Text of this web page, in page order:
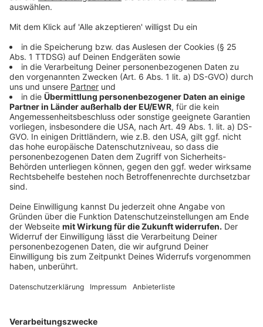
Feiern im Privatbereich sollen demnach auf 25
Teilnehmer beschränkt werden. Bevorzugt sollten
diese Zusammenkünfte im Freien abgehalten werden.
Bei privaten Veranstaltungen und Feiern außerhalb des
Privatbereichs sollten aus Sicht des Bundes künftig
50 Teilnehmer erlaubt sein.
Anzeige
Kostenlose Corona-Tests sollen ab 15.
September beendet werden
Anzeige
Zudem will Merkel die kostenlosen Corona-Tests für
Einreisende aus Nicht-Risikogebieten am Ende der
Sommerferien aller Bundesländer mit dem 15.
September beenden. In der Beschlussvorlage wird
Risikogebieten in jedem Fall verpflichtet seien, sich